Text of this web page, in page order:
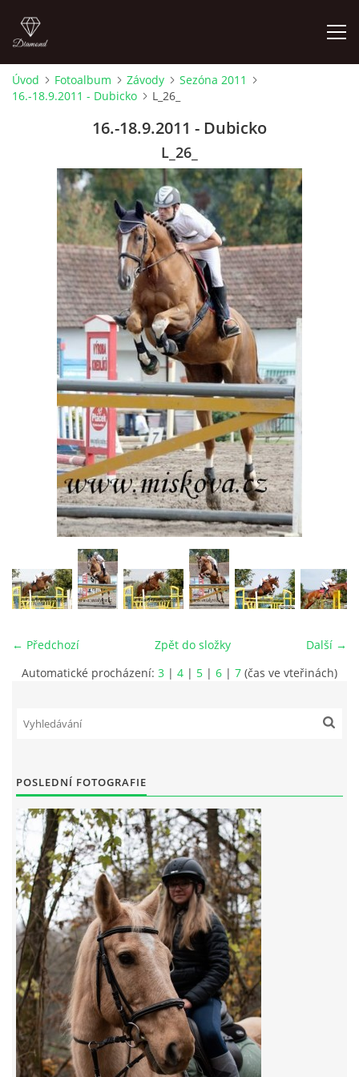
ÚVOD
KONTAKT
JEŽDĚNÍ PRO VEŘEJNOST
FOTOALBUM
ODKAZY
NOVÝ PŘEKÁŽKOVÝ MATERIÁL
CENÍK SLUŽEB
PŘISPĚVEK ČUS KARVINA -PODPORA SPORTU V
MORAVSKOSLEZSKÉM KRAJI
NÁHRADNÍ TERMÍN BRIGÁDY PRO TY KTEŘÍ SE
NEDOSTAVILI NA PODZIMNÍ BRIGÁDU
JARNÍ BRIGÁDA 20.5.2023
DNE 17.11.2023 KROUŽEK JEZDECTVÍ NENÍ
DĚKUJEME MĚSTU RYCHVALD ZA DOTACI V ROCE 2023
NABÍZÍME BRIGÁDU U NÁS VE STÁJI. PRO BLIŽŠÍ INFO
VOLEJTE 604265192
DĚKUJEME ZA PODPORU ČESKÉ UNIÍ SPORTU
JARNÍ BRIGÁDA 20.4 2024
Úvod Fotoalbum Závody
Sezóna 2011
16.-18.9.2011 - Dubicko
L_26_
16.-18.9.2011 - Dubicko
L_26_
← Předchozí Další →
Zpět do složky
Automatické procházení: 3 | 4 | 5 | 6 | 7 (čas ve vteřinách)
POSLEDNÍ FOTOGRAFIE